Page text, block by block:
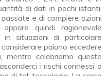
di dati in pochi istanti,
e di compiere azioni
quindi ragionevole
in situazioni di particolare
paiono eccedere
mentre celebriamo queste
i rischi connessi a